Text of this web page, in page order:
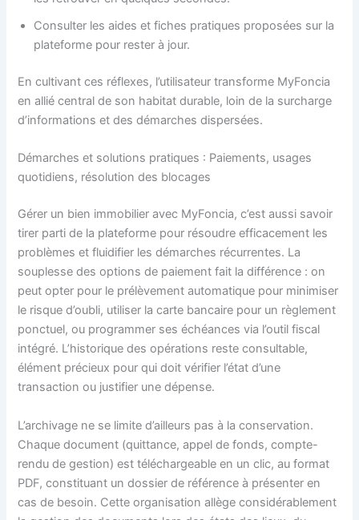
Consulter les aides et fiches pratiques proposées sur la
plateforme pour rester à jour.
En cultivant ces réflexes, l’utilisateur transforme MyFoncia
en allié central de son habitat durable, loin de la surcharge
d’informations et des démarches dispersées.
Démarches et solutions pratiques : Paiements, usages
quotidiens, résolution des blocages
Gérer un bien immobilier avec MyFoncia, c’est aussi savoir
tirer parti de la plateforme pour résoudre efficacement les
problèmes et fluidifier les démarches récurrentes. La
souplesse des options de paiement fait la différence : on
peut opter pour le prélèvement automatique pour minimiser
le risque d’oubli, utiliser la carte bancaire pour un règlement
ponctuel, ou programmer ses échéances via l’outil fiscal
intégré. L’historique des opérations reste consultable,
élément précieux pour qui doit vérifier l’état d’une
transaction ou justifier une dépense.
L’archivage ne se limite d’ailleurs pas à la conservation.
Chaque document (quittance, appel de fonds, compte-
rendu de gestion) est téléchargeable en un clic, au format
PDF, constituant un dossier de référence à présenter en
cas de besoin. Cette organisation allège considérablement